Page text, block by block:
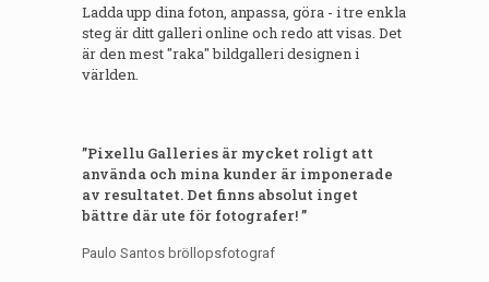
Ladda upp dina foton, anpassa, göra - i tre enkla
steg är ditt galleri online och redo att visas. Det
är den mest "raka" bildgalleri designen i
världen.
”Pixellu Galleries är mycket roligt att
använda och mina kunder är imponerade
av resultatet. Det finns absolut inget
bättre där ute för fotografer! ”
Paulo Santos bröllopsfotograf